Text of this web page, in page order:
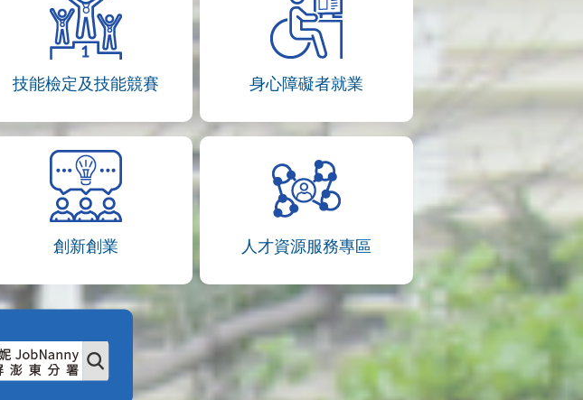
技能檢定及技能競賽 身心障礙者就業
創新創業 人才資源服務專區